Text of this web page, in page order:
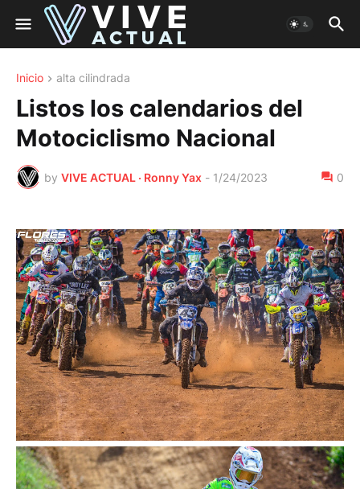
Inicio alta cilindrada
Listos los calendarios del
Motociclismo Nacional
by VIVE ACTUAL · Ronny Yax - 1/24/2023 0